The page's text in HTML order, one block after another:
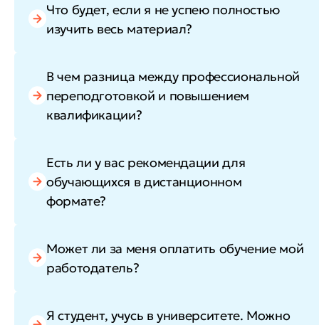
Что будет, если я не успею полностью
изучить весь материал?
В чем разница между профессиональной
переподготовкой и повышением
квалификации?
Есть ли у вас рекомендации для
обучающихся в дистанционном
формате?
Может ли за меня оплатить обучение мой
работодатель?
Я студент, учусь в университете. Можно